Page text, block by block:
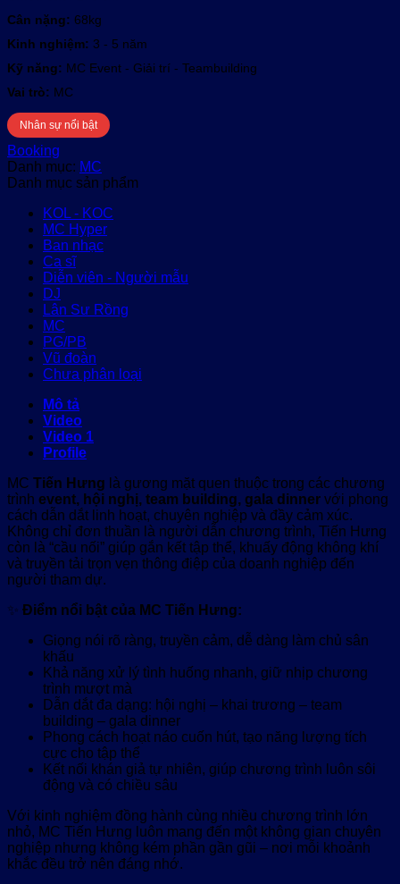
Cân nặng: 68kg
Kinh nghiệm: 3 - 5 năm
Kỹ năng: MC Event - Giải trí - Teambuilding
Vai trò: MC
Nhân sự nổi bật
Booking
Danh mục: MC
Danh mục sản phẩm
KOL - KOC
MC Hyper
Ban nhạc
Ca sĩ
Diễn viên - Người mẫu
DJ
Lân Sư Rồng
MC
PG/PB
Vũ đoàn
Chưa phân loại
Mô tả
Video
Video 1
Profile
MC Tiến Hưng là gương mặt quen thuộc trong các chương
trình event, hội nghị, team building, gala dinner với phong
cách dẫn dắt linh hoạt, chuyên nghiệp và đầy cảm xúc.
Không chỉ đơn thuần là người dẫn chương trình, Tiến Hưng
còn là “cầu nối” giúp gắn kết tập thể, khuấy động không khí
và truyền tải trọn vẹn thông điệp của doanh nghiệp đến
người tham dự.
✨ Điểm nổi bật của MC Tiến Hưng:
Giọng nói rõ ràng, truyền cảm, dễ dàng làm chủ sân
khấu
Khả năng xử lý tình huống nhanh, giữ nhịp chương
trình mượt mà
Dẫn dắt đa dạng: hội nghị – khai trương – team
building – gala dinner
Phong cách hoạt náo cuốn hút, tạo năng lượng tích
cực cho tập thể
Kết nối khán giả tự nhiên, giúp chương trình luôn sôi
động và có chiều sâu
Với kinh nghiệm đồng hành cùng nhiều chương trình lớn
nhỏ, MC Tiến Hưng luôn mang đến một không gian chuyên
nghiệp nhưng không kém phần gần gũi – nơi mỗi khoảnh
khắc đều trở nên đáng nhớ.